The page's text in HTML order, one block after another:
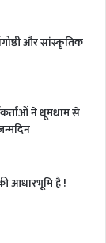
और सांस्कृतिक
ने धूमधाम से
आधारभूमि है !